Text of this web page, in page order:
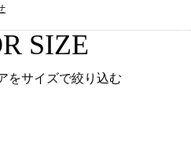
SIZE
をサイズで絞り込む